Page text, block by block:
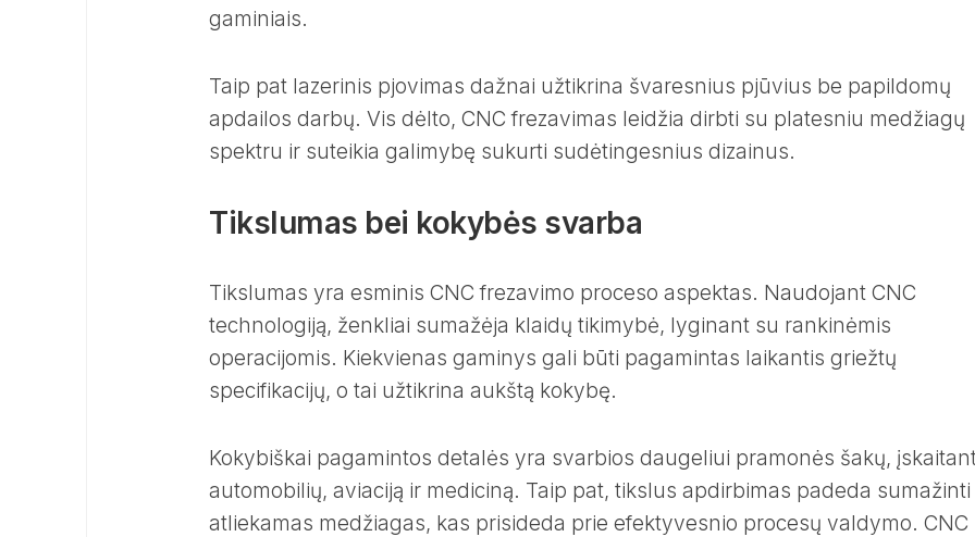
gaminiais.
Taip pat lazerinis pjovimas dažnai užtikrina švaresnius pjūvius be papildomų
apdailos darbų. Vis dėlto, CNC frezavimas leidžia dirbti su platesniu medžiagų
spektru ir suteikia galimybę sukurti sudėtingesnius dizainus.
Tikslumas bei kokybės svarba
Tikslumas yra esminis CNC frezavimo proceso aspektas. Naudojant CNC
technologiją, ženkliai sumažėja klaidų tikimybė, lyginant su rankinėmis
operacijomis. Kiekvienas gaminys gali būti pagamintas laikantis griežtų
specifikacijų, o tai užtikrina aukštą kokybę.
Kokybiškai pagamintos detalės yra svarbios daugeliui pramonės šakų,
automobilių, aviaciją ir mediciną. Taip pat, tikslus apdirbimas padeda sumažinti
atliekamas medžiagas, kas prisideda prie efektyvesnio procesų valdymo. CNC